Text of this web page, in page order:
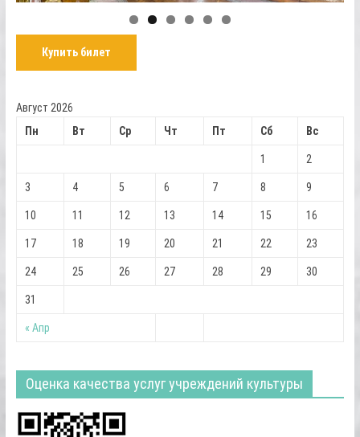
Купить билет
Август 2026
Пн
Вт Ср Чт Пт Сб Вс
« Апр
1 2
3 4 5 6 7 8 9
10 11 12 13 14 15 16
17 18 19 20 21 22 23
24 25 26 27 28 29 30
31
Оценка качества услуг учреждений культуры